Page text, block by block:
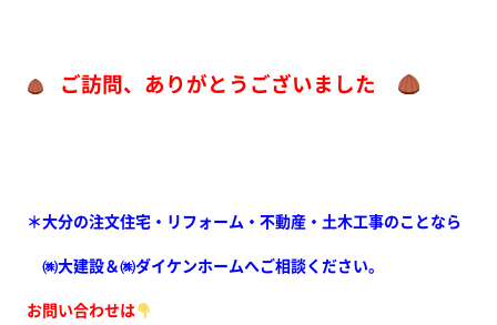
ご訪問、ありがとうございました
＊大分の注文住宅・リフォーム・不動産・土木工事のことなら
㈱大建設＆㈱ダイケンホームへご相談ください。
お問い合わせは